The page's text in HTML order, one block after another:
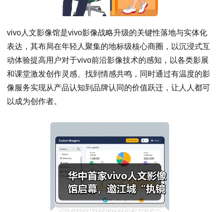
vivo人文影像馆是vivo影像战略升级的关键性落地与实体化
表达，其布局在年轻人聚集的地标级核心商圈，以沉浸式互
动体验提高用户对于vivo前沿影像技术的感知，以各类影展
和课堂激发创作灵感、找到情感共鸣，同时通过有温度的影
像服务实现从产品认知到品牌认同的价值跃迁，让人人都可
以成为创作者。